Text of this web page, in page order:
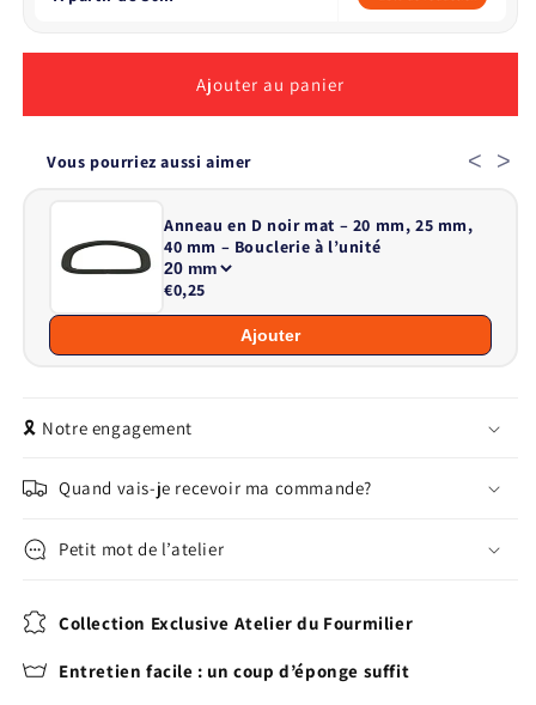
Ajouter au panier
Vous pourriez aussi aimer < >
Anneau en D noir mat – 20 mm, 25 mm,
40 mm – Bouclerie à l’unité
€0,25
Ajouter
🎗️ Notre engagement
Quand vais-je recevoir ma commande?
Petit mot de l’atelier
Collection Exclusive Atelier du Fourmilier
Entretien facile : un coup d’éponge suffit